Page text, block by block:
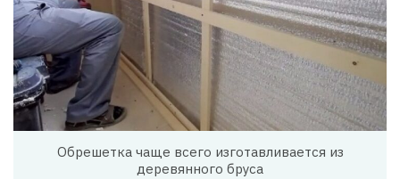
Обрешетка чаще всего изготавливается из
деревянного бруса